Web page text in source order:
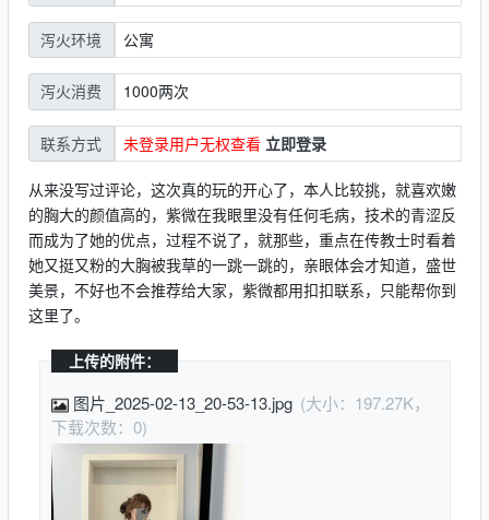
泻火环境 公寓
泻火消费 1000两次
联系方式 未登录用户无权查看 立即登录
从来没写过评论，这次真的玩的开心了，本人比较挑，就喜欢嫩
的胸大的颜值高的，紫微在我眼里没有任何毛病，技术的青涩反
而成为了她的优点，过程不说了，就那些，重点在传教士时看着
她又挺又粉的大胸被我草的一跳一跳的，亲眼体会才知道，盛世
美景，不好也不会推荐给大家，紫微都用扣扣联系，只能帮你到
这里了。
上传的附件：
图片_2025-02-13_20-53-13.jpg (大小：197.27K，
下载次数：0)